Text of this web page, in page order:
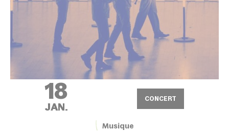
18
JAN.
CONCERT
Musique